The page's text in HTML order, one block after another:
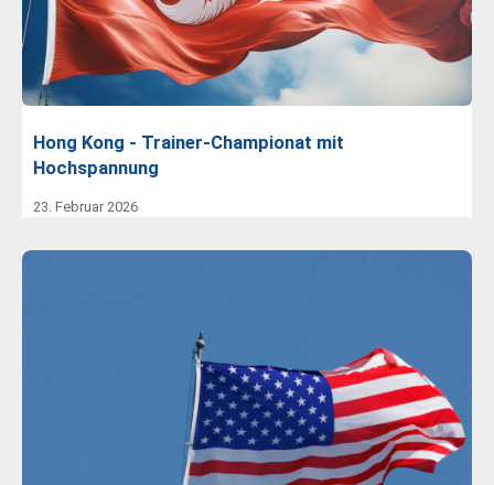
Hong Kong - Trainer-Championat mit
Hochspannung
23. Februar 2026